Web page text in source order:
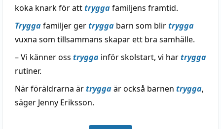
koka knark för atttryggafamiljens framtid.
Tryggafamiljer gertrygga barn som blirtrygga
vuxna som tillsammans skapar ett bra samhälle.
– Vi känner oss trygga inför skolstart, vi hartrygga
rutiner.
När föräldrarna ärtryggaär också barnen trygga,
säger Jenny Eriksson.